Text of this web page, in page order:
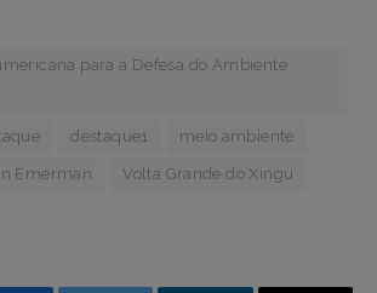
para a Defesa do Ambiente
destaque1 meio ambiente
Emerman Volta Grande do Xingu